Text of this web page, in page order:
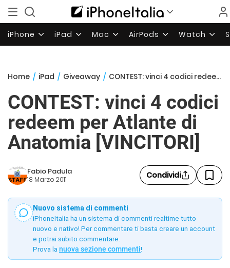
iPhone iPad Mac AirPods Watch
Home / iPad / Giveaway / CONTEST: vinci 4 codici redeem per Atlante di Anatomia [VINCITORI]
CONTEST: vinci 4 codici
redeem per Atlante di
Anatomia [VINCITORI]
Fabio Padula
18 Marzo 2011 Condividi
Nuovo sistema di commenti
iPhoneItalia ha un sistema di commenti realtime tutto
nuovo e nativo! Per commentare ti basta creare un account
e potrai subito commentare.
Prova la nuova sezione commenti!